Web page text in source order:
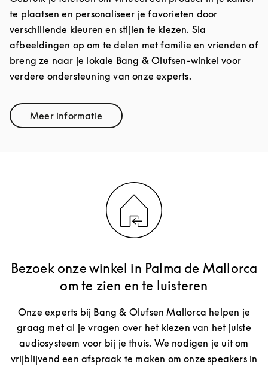
te plaatsen en personaliseer je favorieten door
verschillende kleuren en stijlen te kiezen. Sla
afbeeldingen op om te delen met familie en vrienden of
breng ze naar je lokale Bang & Olufsen-winkel voor
verdere ondersteuning van onze experts.
Meer informatieLink Opens in New Tab
Bezoek onze winkel in Palma de Mallorca
om te zien en te luisteren
Onze experts bij Bang & Olufsen Mallorca helpen je
graag met al je vragen over het kiezen van het juiste
audiosysteem voor bij je thuis. We nodigen je uit om
vrijblijvend een afspraak te maken om onze speakers in